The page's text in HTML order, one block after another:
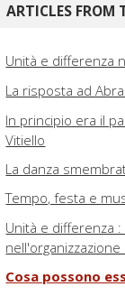
ARTICLES FROM
Unità e differenza
La risposta ad
In principio era il
Vitiello
La danza
Tempo, festa e
Unità e differenza
nell'organizzazione
Cosa possono